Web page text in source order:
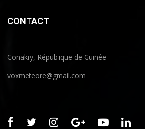
CONTACT
Conakry, République de Guinée
voxmeteore@gmail.com